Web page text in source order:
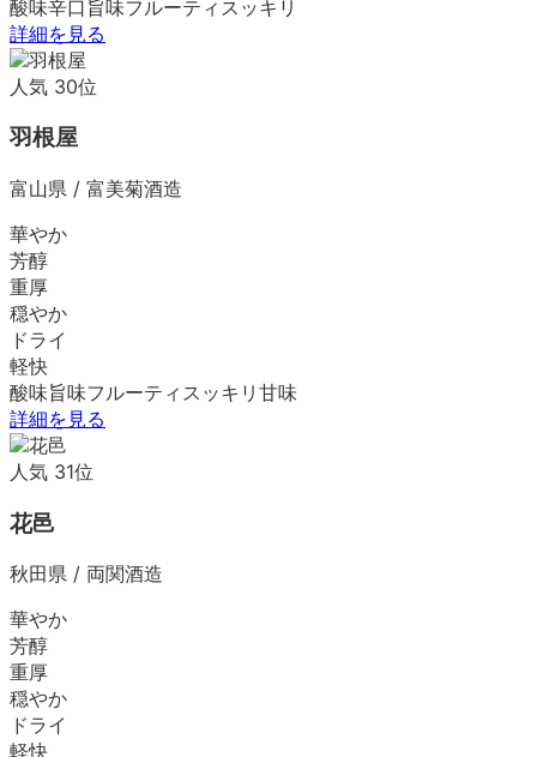
酸味辛口 旨味フルーティ スッキリ
詳細を見る
人気 30位
羽根屋
富山県 / 富美菊酒造
華やか
芳醇
重厚
穏やか
ドライ
軽快
酸味旨味フルーティ スッキリ 甘味
詳細を見る
人気 31位
花邑
秋田県 / 両関酒造
華やか
芳醇
重厚
穏やか
ドライ
軽快